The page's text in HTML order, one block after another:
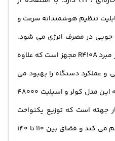
تنظیم هوشمندانه سرعت و
جویی در مصرف انرژی می‌ شود.
کریر به گاز مبرد R410A مجهز است که علاوه
و عملکرد دستگاه را بهبود می
بخشد. یکی از ویژگی‌های برجسته این مدل کولر و اسپلیت ۴۸۰۰۰
جهته است که توزیع یکنواخت
هوا را در تمامی نقاط محیط فراهم می‌ کند و فضای بین 110 تا 140